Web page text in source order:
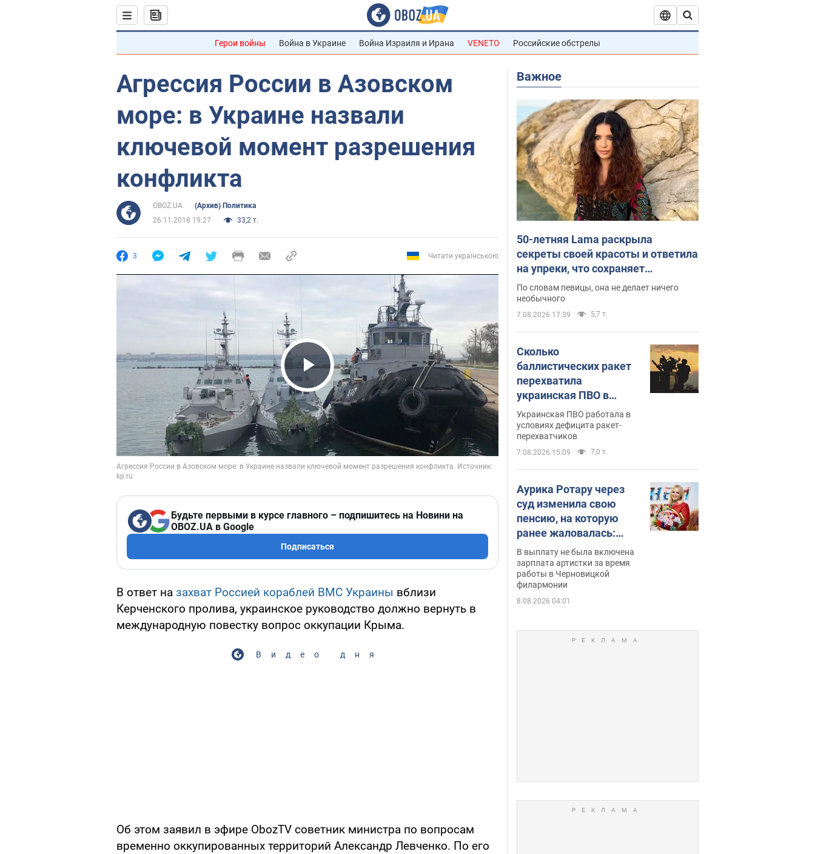
Герои войны Война в Украине Война Израиля и Ирана VENETO Российские обстрелы
Агрессия России в Азовском
море: в Украине назвали
ключевой момент разрешения
конфликта
OBOZ.UA
(Архив) Политика
26.11.2018 19:27
33,2 т.
3 Читати українською
Play Video
Будьте первыми в курсе главного – подпишитесь на Новини на
OBOZ.UA в Google
Подписаться
В ответ на захват Россией кораблей ВМС Украины вблизи
Керченского пролива, украинское руководство должно вернуть в
международную повестку вопрос оккупации Крыма.
Видео дня
Об этом заявил в эфире ObozTV советник министра по вопросам
временно оккупированных территорий Александр Левченко. По его
Важное
50-летняя Lama раскрыла
секреты своей красоты и ответила
на упреки, что сохраняет
молодость, ведь у нее нет детей
По словам певицы, она не делает ничего
необычного
7.08.2026 17:39 5,7 т.
Сколько
баллистических ракет
перехватила
украинская ПВО в
июле: в Минобороны
назвали цифру
Украинская ПВО работала в
условиях дефицита ракет-
перехватчиков
7.08.2026 15:09 7,0 т.
Аурика Ротару через
суд изменила свою
пенсию, на которую
ранее жаловалась:
сколько получала
певица
В выплату не была включена
зарплата артистки за время
работы в Черновицкой
филармонии
8.08.2026 04:01